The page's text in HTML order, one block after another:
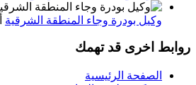
وكيل بودرة وجاء المنطقة الشرقية
روابط اخرى قد تهمك
الصفحة الرئيسية